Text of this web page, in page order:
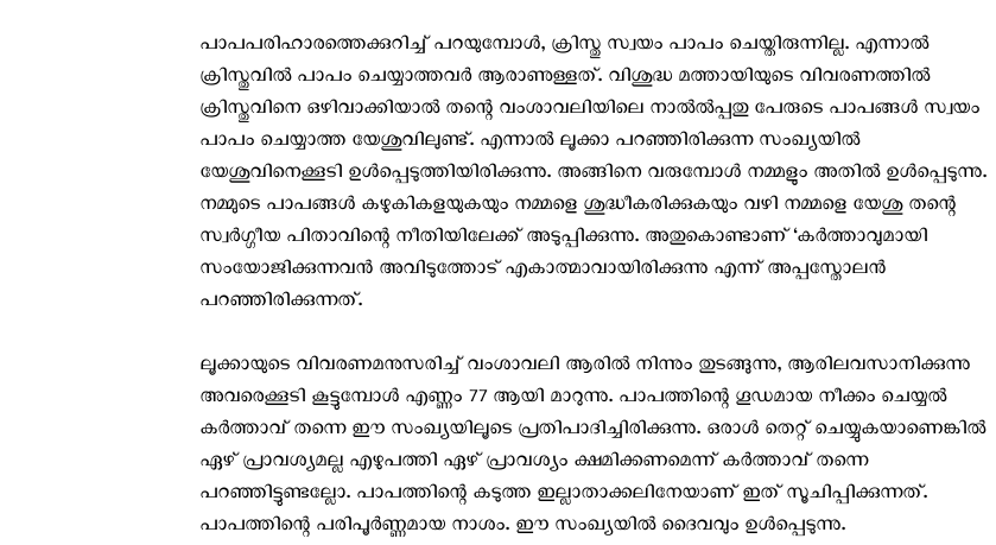
പാപപരിഹാരത്തെക്കുറിച്ച് പറയുമ്പോള്‍, ക്രിസ്തു സ്വയം പാപം ചെയ്തിരുന്നില്ല. എന്നാല്‍
ക്രിസ്തുവില്‍ പാപം ചെയ്യാത്തവര്‍ ആരാണുള്ളത്. വിശുദ്ധ മത്തായിയുടെ വിവരണത്തില്‍
ക്രിസ്തുവിനെ ഒഴിവാക്കിയാല്‍ തന്റെ വംശാവലിയിലെ നാല്‍ല്‍പ്പതു പേരുടെ പാപങ്ങള്‍ സ്വയം
പാപം ചെയ്യാത്ത യേശുവിലുണ്ട്. എന്നാല്‍ ലൂക്കാ പറഞ്ഞിരിക്കുന്ന സംഖ്യയില്‍
യേശുവിനെക്കൂടി ഉള്‍പ്പെടുത്തിയിരിക്കുന്നു. അങ്ങിനെ വരുമ്പോള്‍ നമ്മളും അതില്‍ ഉള്‍പ്പെടുന്നു.
നമ്മുടെ പാപങ്ങള്‍ കഴുകികളയുകയും നമ്മളെ ശുദ്ധീകരിക്കുകയും വഴി നമ്മളെ യേശു തന്റെ
സ്വര്‍ഗ്ഗീയ പിതാവിന്റെ നീതിയിലേക്ക് അടുപ്പിക്കുന്നു. അതുകൊണ്ടാണ് ‘കര്‍ത്താവുമായി
സംയോജിക്കുന്നവന്‍ അവിടുത്തോട് എകാത്മാവായിരിക്കുന്നു എന്ന് അപ്പസ്തോലന്‍
പറഞ്ഞിരിക്കുന്നത്.
ലൂക്കായുടെ വിവരണമനുസരിച്ച് വംശാവലി ആരില്‍ നിന്നും തുടങ്ങുന്നു, ആരിലവസാനിക്കുന്നു
അവരെക്കൂടി കൂട്ടുമ്പോള്‍ എണ്ണം 77 ആയി മാറുന്നു. പാപത്തിന്റെ ഗൂഡമായ നീക്കം ചെയ്യല്‍
കര്‍ത്താവ് തന്നെ ഈ സംഖ്യയിലൂടെ പ്രതിപാദിച്ചിരിക്കുന്നു. ഒരാള്‍ തെറ്റ് ചെയ്യുകയാണെങ്കില്‍
ഏഴ് പ്രാവശ്യമല്ല എഴുപത്തി ഏഴ് പ്രാവശ്യം ക്ഷമിക്കണമെന്ന് കര്‍ത്താവ് തന്നെ
പറഞ്ഞിട്ടുണ്ടല്ലോ. പാപത്തിന്റെ കടുത്ത ഇല്ലാതാക്കലിനേയാണ് ഇത് സൂചിപ്പിക്കുന്നത്.
പാപത്തിന്റെ പരിപൂര്‍ണ്ണമായ നാശം. ഈ സംഖ്യയില്‍ ദൈവവും ഉള്‍പ്പെടുന്നു.